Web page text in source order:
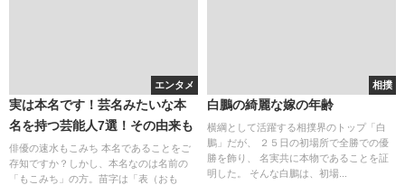
エンタメ
実は本名です！芸名みたいな本
名を持つ芸能人7選！その由来も
俳優の速水もこみち 本名であることをご
存知ですか？しかし、本名なのは名前の
「もこみち」の方。苗字は「表（おも
相撲
白鵬の綺麗な嫁の年齢
横綱として活躍する相撲界のトップ「白
鵬」だが、 ２５日の初場所で全勝での優
勝を飾り、 名実共に本物であることを証
明した。 そんな白鵬は、初場...